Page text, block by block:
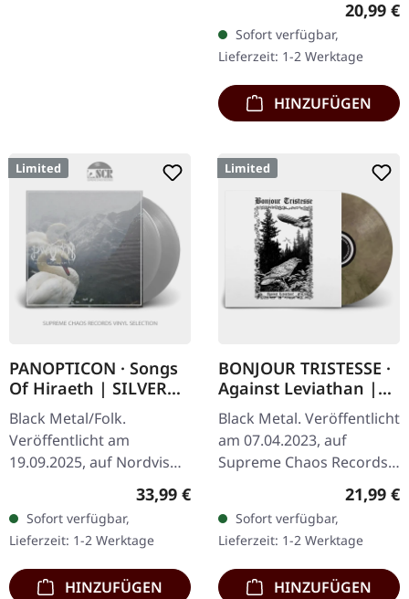
Insert. Limitiert auf 100
Exemplare. Vinyl-
Spezifikationen:…
20,99 €
Sofort verfügbar,
Lieferzeit: 1-2 Werktage
HINZUFÜGEN
Limited
PANOPTICON · Songs
Of Hiraeth | SILVER
2LP
Black Metal/Folk.
Veröffentlicht am
19.09.2025, auf Nordvis
Produktion. Doppel-
Silver-Vinyl in Gatefold
Cover mit Poly-
Innenhüllen. Limitierte…
Regulärer Preis:
33,99 €
Sofort verfügbar,
Lieferzeit: 1-2 Werktage
HINZUFÜGEN
Limited
BONJOUR TRISTESSE ·
Against Leviathan |
ECO RECYCLED VINYL
LP
Black Metal. Veröffentlicht
am 07.04.2023, auf
Supreme Chaos Records.
Recycletes Eco-Vinyl mit
Insert, Download-Code,
limitiert auf 200…
21,99 €
Sofort verfügbar,
Lieferzeit: 1-2 Werktage
HINZUFÜGEN